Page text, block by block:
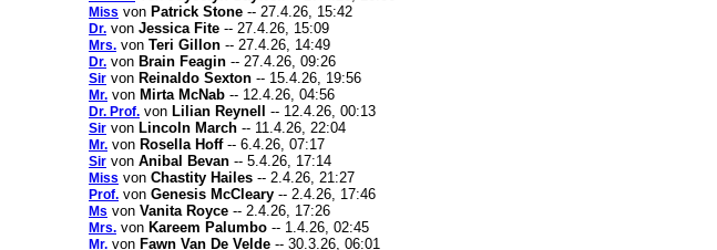
Miss von Patrick Stone -- 27.4.26, 15:42
Dr. von Jessica Fite -- 27.4.26, 15:09
Mrs. von Teri Gillon -- 27.4.26, 14:49
Dr. von Brain Feagin -- 27.4.26, 09:26
Sir von Reinaldo Sexton -- 15.4.26, 19:56
Mr. von Mirta McNab -- 12.4.26, 04:56
Dr. Prof. von Lilian Reynell -- 12.4.26, 00:13
Sir von Lincoln March -- 11.4.26, 22:04
Mr. von Rosella Hoff-- 6.4.26, 07:17
Sir von Anibal Bevan -- 5.4.26, 17:14
Miss von Chastity Hailes -- 2.4.26, 21:27
Prof. von Genesis McCleary -- 2.4.26, 17:46
Ms von Vanita Royce -- 2.4.26, 17:26
Mrs. von Kareem Palumbo -- 1.4.26, 02:45
Mr. von Fawn Van De Velde -- 30.3.26, 06:01